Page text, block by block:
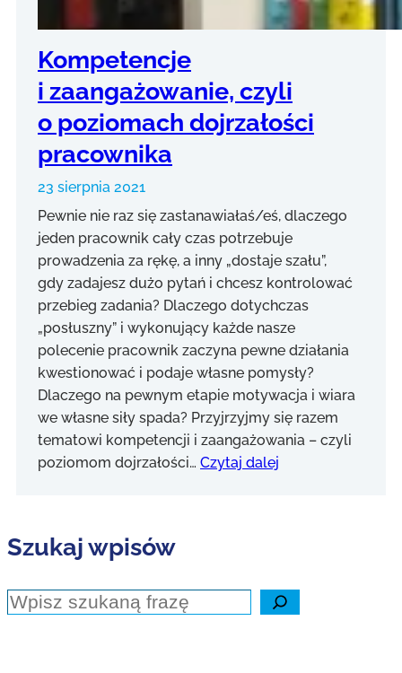
Kompetencje
i zaangażowanie, czyli
o poziomach dojrzałości
pracownika
23 sierpnia 2021
Pewnie nie raz się zastanawiałaś/eś, dlaczego
jeden pracownik cały czas potrzebuje
prowadzenia za rękę, a inny „dostaje szału”,
gdy zadajesz dużo pytań i chcesz kontrolować
przebieg zadania? Dlaczego dotychczas
„posłuszny” i wykonujący każde nasze
polecenie pracownik zaczyna pewne działania
kwestionować i podaje własne pomysły?
Dlaczego na pewnym etapie motywacja i wiara
we własne siły spada? Przyjrzyjmy się razem
tematowi kompetencji i zaangażowania – czyli
poziomom dojrzałości… Czytaj dalej
Szukaj wpisów
Szukaj